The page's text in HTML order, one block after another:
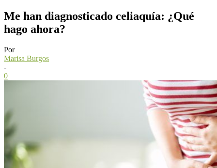
Me han diagnosticado celiaquía: ¿Qué
hago ahora?
Por
Marisa Burgos
-
0